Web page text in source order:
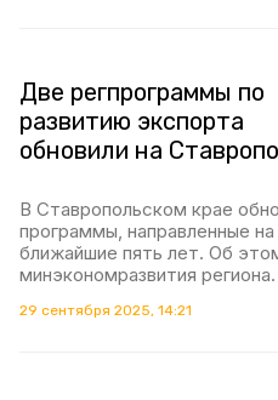
Две регпрограммы по
развитию экспорта
обновили на
В Ставропольском крае
программы, направленные
ближайшие пять лет. Об
минэкономразвития региона.
29 сентября 2025, 14:21